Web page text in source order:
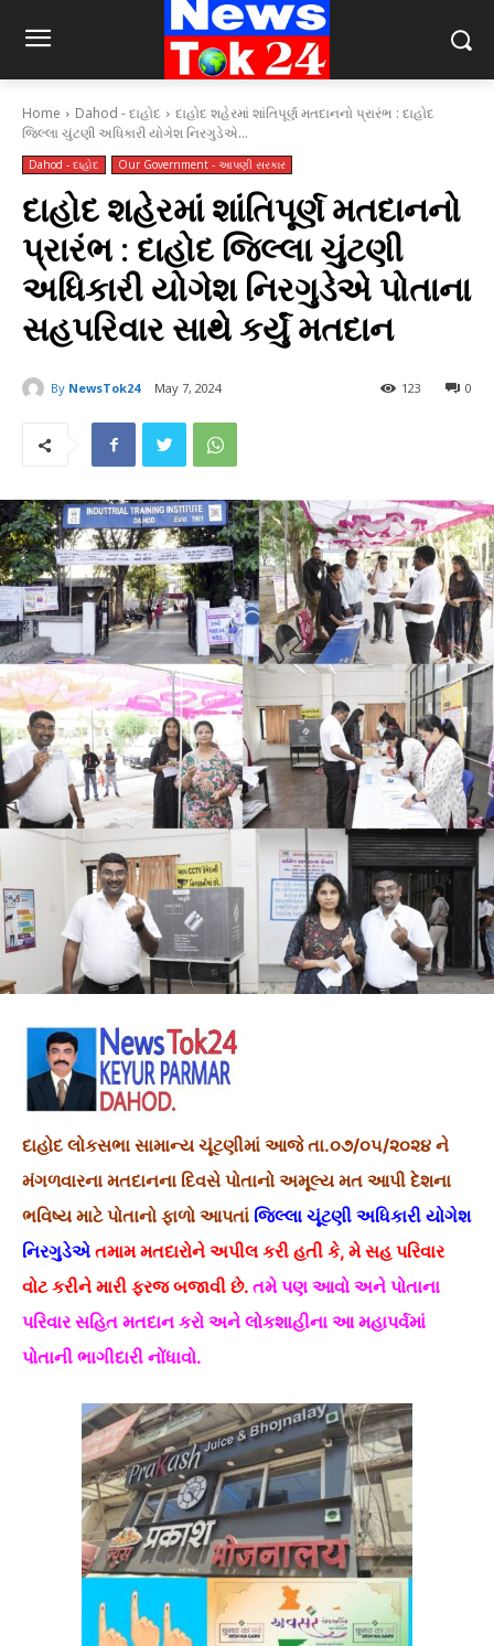
Home Dahod - દાહોદ
દાહોદ શહેરમાં શાંતિપૂર્ણ મતદાનનો પ્રારંભ : દાહોદ
જિલ્લા ચુંટણી અધિકારી યોગેશ નિરગુડેએ...
Dahod - દાહોદ Our Government - આપણી સરકાર
દાહોદ શહેરમાં શાંતિપૂર્ણ મતદાનનો
પ્રારંભ : દાહોદ જિલ્લા ચુંટણી
અધિકારી યોગેશ નિરગુડેએ પોતાના
સહપરિવાર સાથે કર્યું મતદાન
By NewsTok24 May 7, 2024 0
123
દાહોદ લોકસભા સામાન્ય ચૂંટણીમાં આજે તા.૦૭/૦૫/૨૦૨૪ ને
મંગળવારના મતદાનના દિવસે પોતાનો અમૂલ્ય મત આપી દેશના
ભવિષ્ય માટે પોતાનો ફાળો આપતાં જિલ્લા ચૂંટણી અધિકારી યોગેશ
નિરગુડેએ તમામ મતદારોને અપીલ કરી હતી કે, મે સહ પરિવાર
વોટ કરીને મારી ફરજ બજાવી છે. તમે પણ આવો અને પોતાના
પરિવાર સહિત મતદાન કરો અને લોકશાહીના આ મહાપર્વમાં
પોતાની ભાગીદારી નોંધાવો.